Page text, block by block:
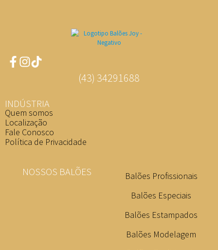
(43) 34291688
INDÚSTRIA
Quem somos
Localização
Fale Conosco
Política de Privacidade
NOSSOS BALÕES
Balões Profissionais
Balões Especiais
Balões Estampados
Balões Modelagem